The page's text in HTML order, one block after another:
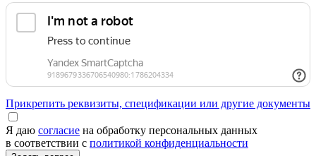
Прикрепить реквизиты, спецификации или другие документы
Я даю согласие на обработку персональных данных
в соответствии с политикой конфиденциальности